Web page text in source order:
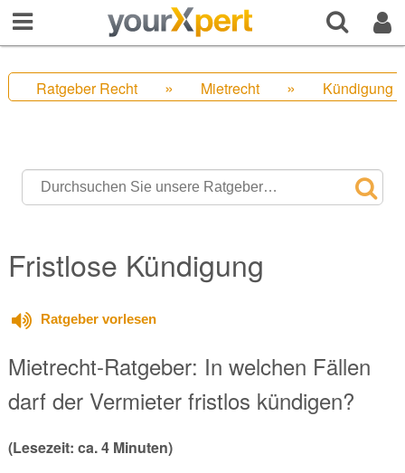
Ratgeber Recht Mietrecht Kündigung
Fristlose Kündigung
Ratgeber vorlesen
Mietrecht-Ratgeber: In welchen Fällen
darf der Vermieter fristlos kündigen?
(Lesezeit: ca. 4 Minuten)